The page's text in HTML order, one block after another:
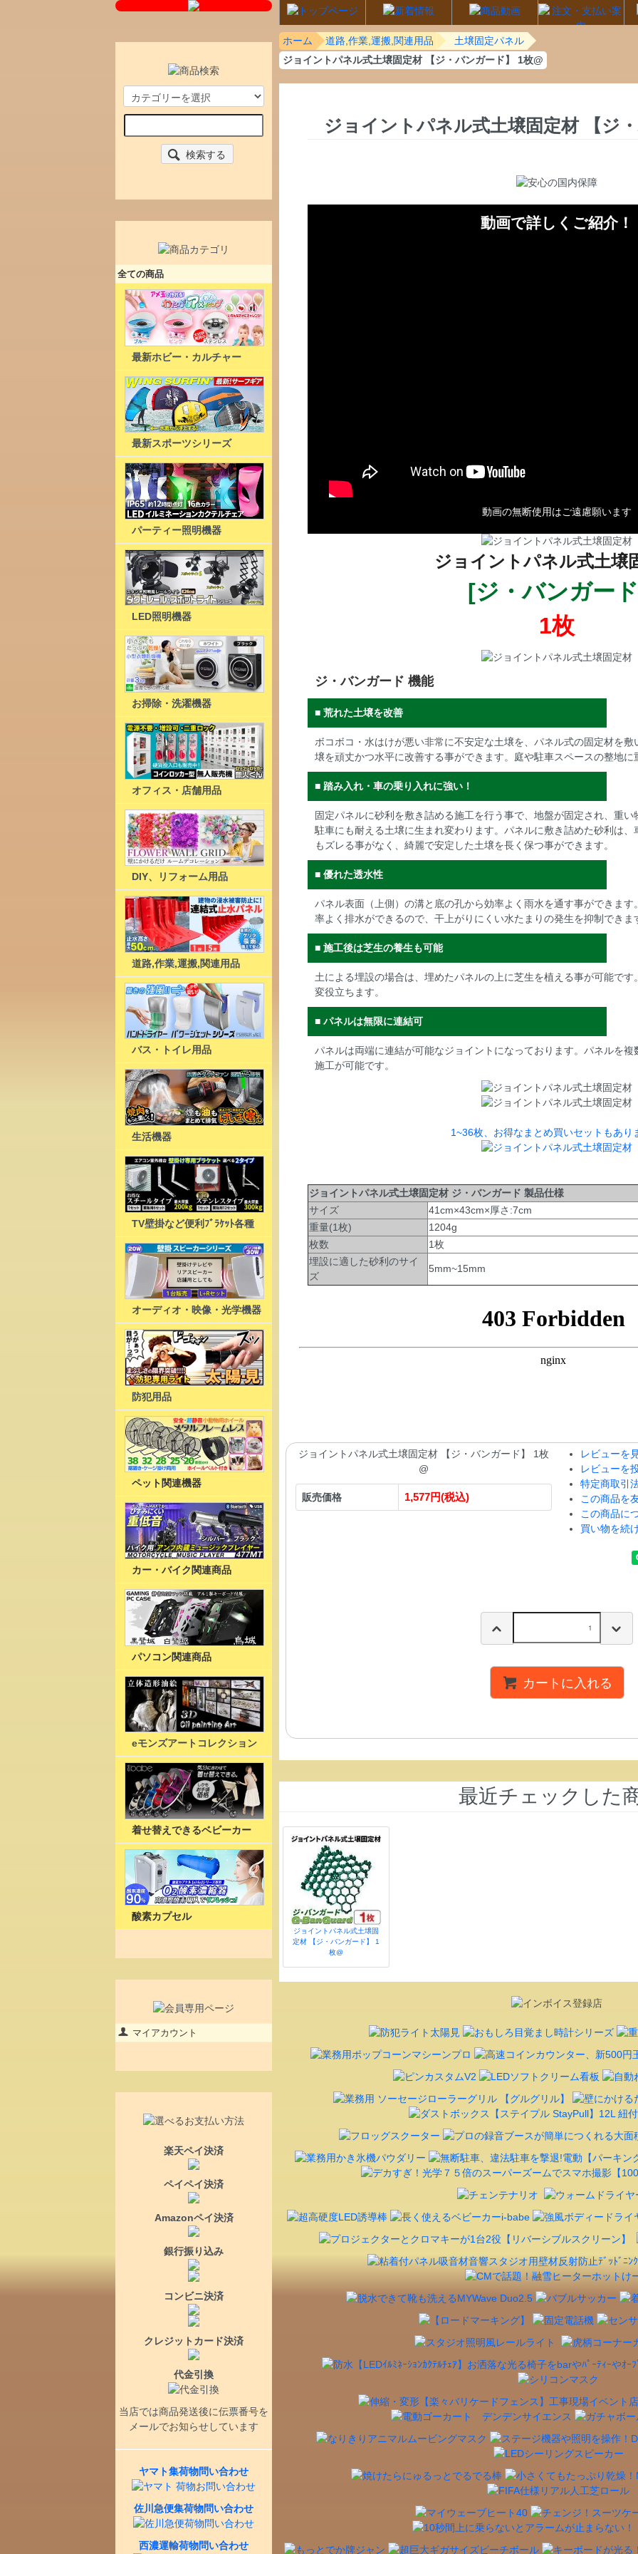
ホーム 道路,作業,運搬,関連用品
土壌固定パネル
ジョイントパネル式土壌固定材 【ジ・バンガード】 1枚@
ジョイントパネル式土壌固定材 【ジ
動画で詳しくご紹介！
動画の無断使用はご遠慮願います
ジョイントパネル式土壌
[ジ・バンガー
1枚
ジ・バンガード 機能
■ 荒れた土壌を改善
ボコボコ・水はけが悪い非常に不安定な土壌を、パネル式の固定材を
壌を頑丈かつ水平に改善する事ができます。庭や駐車スペースの整地に
■ 踏み入れ・車の乗り入れに強い！
固定パネルに砂利を敷き詰める施工を行う事で、地盤が固定され、重
駐車にも耐える土壌に生まれ変わります。パネルに敷き詰めた砂利は
もズレる事がなく、綺麗で安定した土壌を長く保つ事ができます。
■ 優れた透水性
パネル表面（上側）の溝と底の孔から効率よく雨水を通す事ができま
率よく排水ができるので、干上がりにくい水たまりの発生を抑制できま
■ 施工後は芝生の養生も可能
土による埋設の場合は、埋めたパネルの上に芝生を植える事が可能で
変役立ちます。
■ パネルは無限に連結可
パネルは両端に連結が可能なジョイントになっております。パネルを
施工が可能です。
1~36枚、お得なまとめ買いセットもあり
ジョイントパネル式土壌固定材 ジ・バンガード 製品仕様
サイズ
41cm×43cm×厚さ:7cm
重量(1枚)
1204g
枚数
1枚
埋設に適した砂利のサイ
ズ
5mm~15mm
ジョイントパネル式土壌固定材 【ジ・バンガード】 1枚
@
販売価格 1,577円(税込)
レビューを
レビューを
特定商取引
この商品を
この商品に
買い物を続
カートに入れる
最近チェックした
ジョイントパネル式土壌固
定材 【ジ・バンガード】 1
枚@
検索する
全ての商品
最新ホビー・カルチャー
最新スポーツシリーズ
パーティー照明機器
LED照明機器
お掃除・洗濯機器
オフィス・店舗用品
DIY、リフォーム用品
道路,作業,運搬,関連用品
バス・トイレ用品
生活機器
TV壁掛など便利ﾌﾞﾗｹｯﾄ各種
オーディオ・映像・光学機器
防犯用品
ペット関連機器
カー・バイク関連商品
パソコン関連商品
eモンズアートコレクション
着せ替えできるベビーカー
酸素カプセル
マイアカウント
楽天ペイ決済
ペイペイ決済
Amazonペイ決済
銀行振り込み
コンビニ決済
クレジットカード決済
代金引換
当店では商品発送後に伝票番号を
メールでお知らせしています
ヤマト集荷物問い合わせ
佐川急便集荷物問い合わせ
西濃運輸荷物問い合わせ